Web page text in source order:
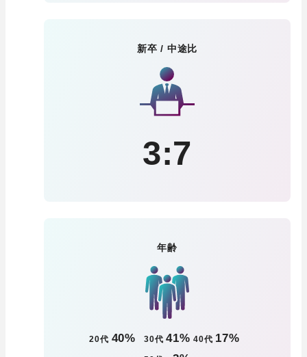
新卒 / 中途比
3:7
年齢
20代 40% 30代 41% 40代 17%